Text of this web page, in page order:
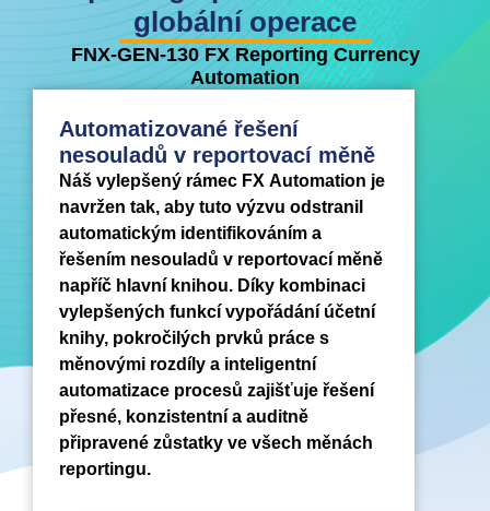
globální operace
FNX-GEN-130 FX Reporting Currency
Automation
Automatizované řešení
nesouladů v reportovací měně
Náš vylepšený rámec FX Automation je
navržen tak, aby tuto výzvu odstranil
automatickým identifikováním a
řešením nesouladů v reportovací měně
napříč hlavní knihou. Díky kombinaci
vylepšených funkcí vypořádání účetní
knihy, pokročilých prvků práce s
měnovými rozdíly a inteligentní
automatizace procesů zajišťuje řešení
přesné, konzistentní a auditně
připravené zůstatky ve všech měnách
reportingu.